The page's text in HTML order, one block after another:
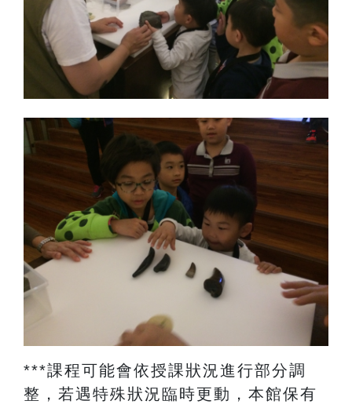
​***課程可能會依授課狀況進行部分調
整，若遇特殊狀況臨時更動，本館保有